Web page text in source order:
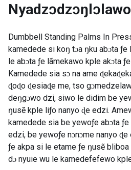
Dumbbell Standing Palms In
kamedede si koŋ tɔa ŋku abɔta ƒe
le abɔta ƒe lãmekawo kple akɔta
Kamedede sia sɔ na ame
ɖoɖo ɖesiaɖe me, tso
deŋgɔwo dzi, siwo le didim be
ŋusẽ kple liƒo nanyo ɖe edzi.
kamedede sia be yewoƒe abɔta
edzi, be yewoƒe nɔnɔme nanyo
ƒe akpa si le etame ƒe ŋusẽ
dɔ nyuie wu le kamedefefewo